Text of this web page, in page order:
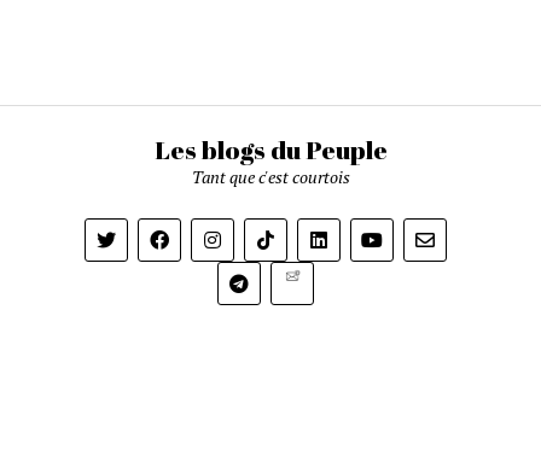
Les blogs du Peuple
Tant que c'est courtois